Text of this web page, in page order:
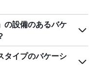
の設備のあるバケ
タイプのバケーシ